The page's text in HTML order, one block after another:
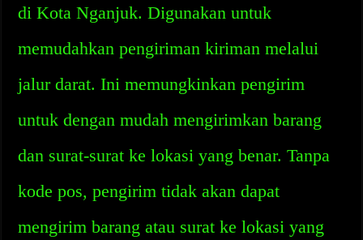
di Kota Nganjuk. Digunakan untuk
memudahkan pengiriman kiriman melalui
jalur darat. Ini memungkinkan pengirim
untuk dengan mudah mengirimkan barang
dan surat-surat ke lokasi yang benar. Tanpa
kode pos, pengirim tidak akan dapat
mengirim barang atau surat ke lokasi yang